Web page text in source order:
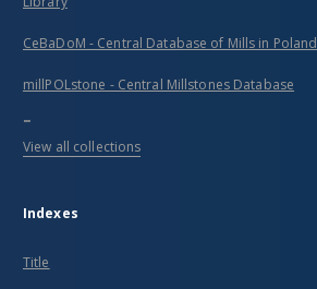
CeBaDoM - Central Database of Mills in Poland
millPOLstone - Central Millstones Database
...
View all collections
Indexes
Title